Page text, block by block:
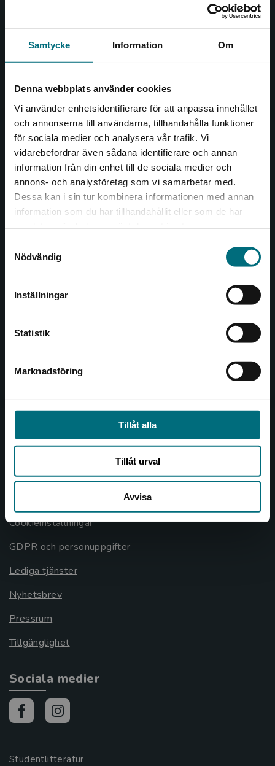
Samtycke Information Om
Denna webbplats använder cookies
Vi använder enhetsidentifierare för att anpassa innehållet
och annonserna till användarna, tillhandahålla funktioner
för sociala medier och analysera vår trafik. Vi
vidarebefordrar även sådana identifierare och annan
information från din enhet till de sociala medier och
annons- och analysföretag som vi samarbetar med.
Dessa kan i sin tur kombinera informationen med annan
information som du har tillhandahållit eller som de har
Nödvändig
Inställningar
Statistik
Marknadsföring
Tillåt alla
Tillåt urval
Avvisa
Begränsad fraktregion
Det verkar som att du besöker
Sverige. För att kunna slutföra ett köp måste
Nypon och Vilja
Nypon och Vilja förlag ger ut böcker som väcker läslust
såväl barn som vuxna.
Nypon och Vilja förlag är en del av Studentlitteratur.
Kontakta oss
Kontakta oss
046-31 20 00
Box 141
Besöksadress:
Åkergränden 1
Kontakta kundservice
Köpvillkor
Allmänna länkar
Om oss
Cookieinställningar
GDPR och personuppgifter
Lediga tjänster
Nyhetsbrev
Pressrum
Tillgänglighet
Sociala medier
Studentlitteratur